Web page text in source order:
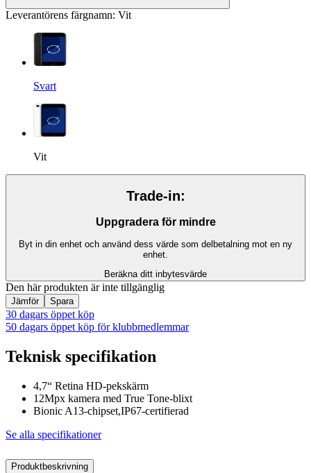
Leverantörens färgnamn: Vit
Svart
Vit
Trade-in:
Uppgradera för mindre
Byt in din enhet och använd dess värde som delbetalning mot en ny
enhet.
Beräkna ditt inbytesvärde
Den här produkten är inte tillgänglig
Jämför Spara
30 dagars öppet köp
50 dagars öppet köp för klubbmedlemmar
Teknisk specifikation
4,7“ Retina HD-pekskärm
12Mpx kamera med True Tone-blixt
Bionic A13-chipset,IP67-certifierad
Se alla specifikationer
Produktbeskrivning